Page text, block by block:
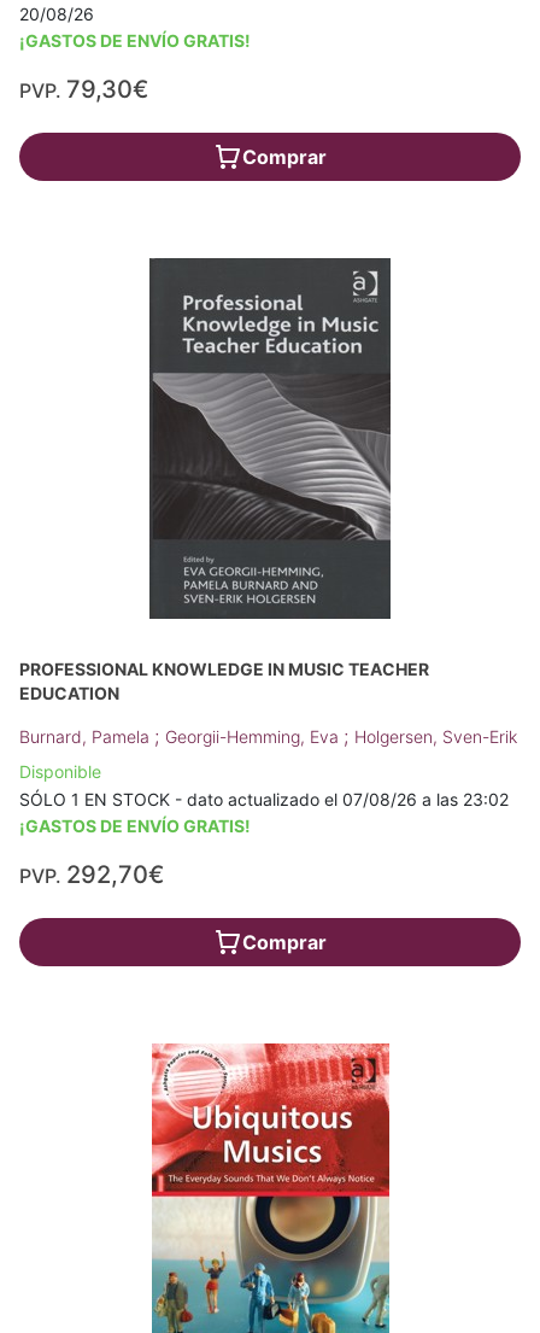
20/08/26
¡GASTOS DE ENVÍO GRATIS!
PVP. 79,30€
Comprar
PROFESSIONAL KNOWLEDGE IN MUSIC TEACHER
EDUCATION
Burnard, Pamela ; Georgii-Hemming, Eva ; Holgersen, Sven-Erik
Disponible
SÓLO 1 EN STOCK - dato actualizado el 07/08/26 a las 23:02
¡GASTOS DE ENVÍO GRATIS!
PVP. 292,70€
Comprar